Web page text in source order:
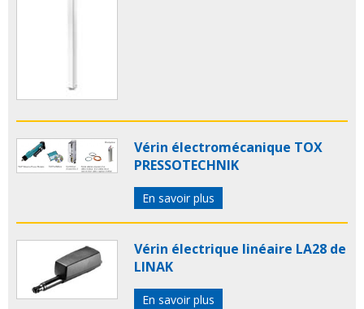
Vérin électromécanique TOX
PRESSOTECHNIK
En savoir plus
Vérin électrique linéaire LA28 de
LINAK
En savoir plus